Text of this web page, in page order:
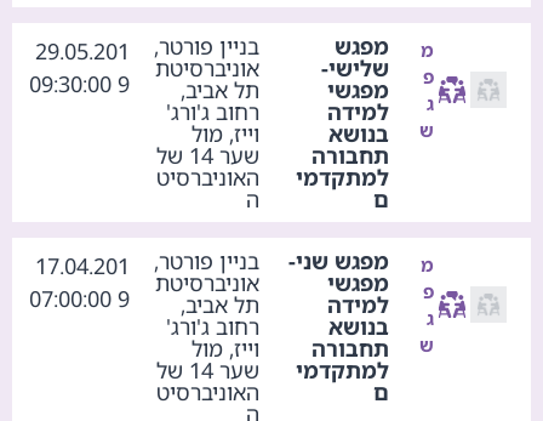
מ
פ
ג
ש
מפגש
שלישי-
מפגשי
למידה
בנושא
תחבורה
למתקדמי
ם
בניין פורטר,
אוניברסיטת
תל אביב,
רחוב ג'ורג'
וייז, מול
שער 14 של
האוניברסיט
ה
29.05.201
9 09:30:00
מ
פ
ג
ש
מפגש שני-
מפגשי
למידה
בנושא
תחבורה
למתקדמי
ם
בניין פורטר,
אוניברסיטת
תל אביב,
רחוב ג'ורג'
וייז, מול
שער 14 של
האוניברסיט
ה
17.04.201
9 07:00:00